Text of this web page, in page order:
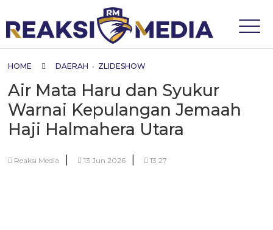
HOME DAERAH • ZLIDESHOW
Air Mata Haru dan Syukur
Warnai Kepulangan Jemaah
Haji Halmahera Utara
Reaksi Media 13 Jun 2026 13:27